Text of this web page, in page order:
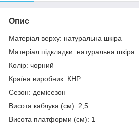
Опис
Матеріал верху: натуральна шкіра
Матеріал підкладки: натуральна шкіра
Колір: чорний
Країна виробник: КНР
Сезон: демісезон
Висота каблука (см): 2,5
Висота платформи (см): 1